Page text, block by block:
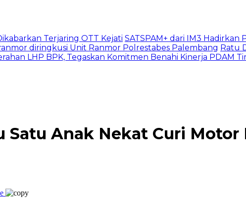
Terjaring OTT Kejati SATSPAM+ dari IM3
diringkusi Unit Ranmor Polrestabes Palembang Ratu
LHP BPK, Tegaskan Komitmen Benahi Kinerja PDAM
Satu Anak Nekat Curi Motor